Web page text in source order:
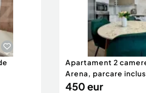
Apartament 2
Arena, parcare
450 eur